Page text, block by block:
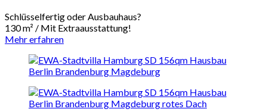
Schlüsselfertig oder Ausbauhaus?
130 m² / Mit Extraausstattung!
Mehr erfahren